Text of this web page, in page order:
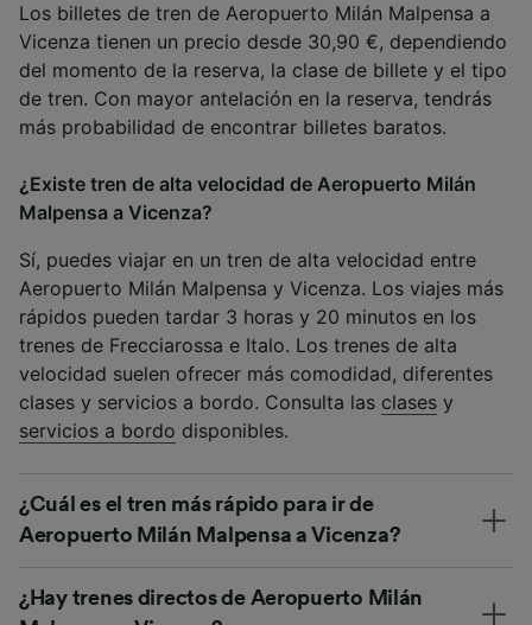
Los billetes de tren de Aeropuerto Milán Malpensa a
Vicenza tienen un precio desde 30,90 €, dependiendo
del momento de la reserva, la clase de billete y el tipo
de tren. Con mayor antelación en la reserva, tendrás
más probabilidad de encontrar billetes baratos.
¿Existe tren de alta velocidad de Aeropuerto Milán
Malpensa a Vicenza?
Sí, puedes viajar en un tren de alta velocidad entre
Aeropuerto Milán Malpensa y Vicenza. Los viajes más
rápidos pueden tardar 3 horas y 20 minutos en los
trenes de Frecciarossa e Italo. Los trenes de alta
velocidad suelen ofrecer más comodidad, diferentes
clases y servicios a bordo. Consulta las clases y
servicios a bordo disponibles.
¿Cuál es el tren más rápido para ir de
Aeropuerto Milán Malpensa a Vicenza?
¿Hay trenes directos de Aeropuerto Milán